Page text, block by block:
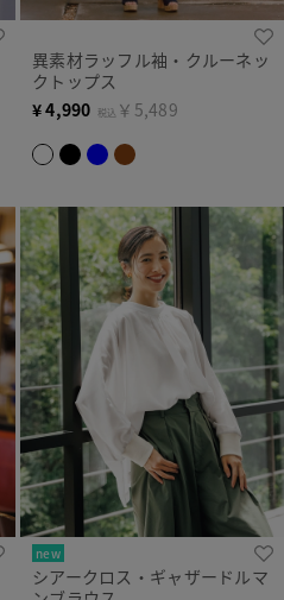
異素材ラッフル袖・クルーネッ
クトップス
¥4,990 税込 ￥5,489
new
シアークロス・ギャザードルマ